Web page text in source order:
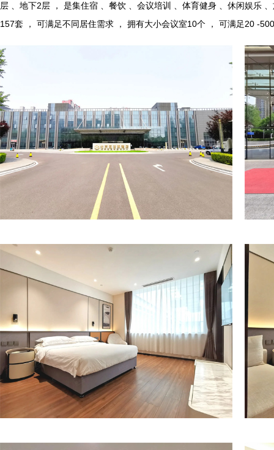
层 、地下2层 ， 是集住宿 、餐饮 、会议培训 、体育健身 、休闲娱乐
157套 ， 可满足不同居住需求 ， 拥有大小会议室10个 ， 可满足20 -